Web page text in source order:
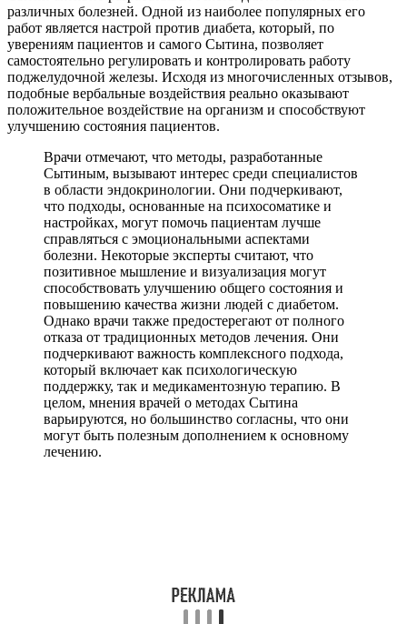
различных болезней. Одной из наиболее популярных его
работ является настрой против диабета, который, по
уверениям пациентов и самого Сытина, позволяет
самостоятельно регулировать и контролировать работу
поджелудочной железы. Исходя из многочисленных отзывов,
подобные вербальные воздействия реально оказывают
положительное воздействие на организм и способствуют
улучшению состояния пациентов.
Врачи отмечают, что методы, разработанные
Сытиным, вызывают интерес среди специалистов
в области эндокринологии. Они подчеркивают,
что подходы, основанные на психосоматике и
настройках, могут помочь пациентам лучше
справляться с эмоциональными аспектами
болезни. Некоторые эксперты считают, что
позитивное мышление и визуализация могут
способствовать улучшению общего состояния и
повышению качества жизни людей с диабетом.
Однако врачи также предостерегают от полного
отказа от традиционных методов лечения. Они
подчеркивают важность комплексного подхода,
который включает как психологическую
поддержку, так и медикаментозную терапию. В
целом, мнения врачей о методах Сытина
варьируются, но большинство согласны, что они
могут быть полезным дополнением к основному
лечению.